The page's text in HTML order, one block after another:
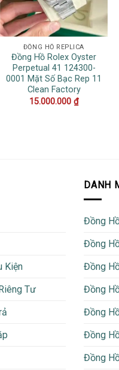
ĐỒNG HỒ REPLICA
Đồng Hồ Rolex Oyster
Perpetual 41 124300-
0001 Mặt Số Bạc Rep 11
Clean Factory
15.000.000 ₫
Kiện
Tư
DANH
Đồng
Đồng
Đồng
Đồng
Đồng
Đồng
Đồng